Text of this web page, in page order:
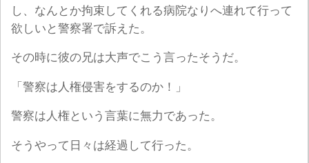
し、なんとか拘束してくれる病院なりへ連れて行って
欲しいと警察署で訴えた。
その時に彼の兄は大声でこう言ったそうだ。
「警察は人権侵害をするのか！」
警察は人権という言葉に無力であった。
そうやって日々は経過して行った。